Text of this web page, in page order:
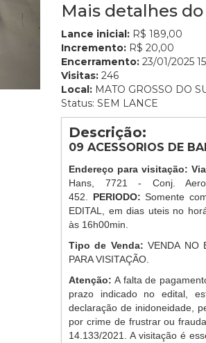
Mais detalhes
Lance inicial: R$ 189,00
Incremento: R$ 20,00
Encerramento: 23/01/2025
Visitas: 246
Local: MATO GROSSO DO
Status: SEM LANCE
Descrição:
09 ACESSORIOS DE
Endereço para visitação:
Hans, 7721 - Conj.
452. PERIODO: Somente
EDITAL, em dias uteis no
às 16h00min.
Tipo de Venda:VENDA NO
PARA VISITAÇÃO.
Atenção:A falta de
prazo indicado no edital,
declaração de inidoneidade,
por crime de frustrar ou
14.133/2021. A visitação é